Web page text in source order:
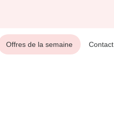
Offres de la semaine Contact